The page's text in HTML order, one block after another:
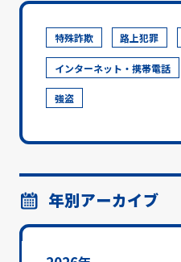
特殊詐欺 路上犯罪
インターネット・携帯電話
強盗
年別アーカイブ